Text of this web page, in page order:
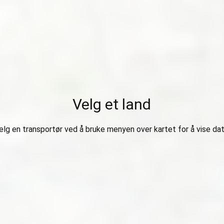
Velg et land
en transportør ved å bruke menyen over kartet for å vise